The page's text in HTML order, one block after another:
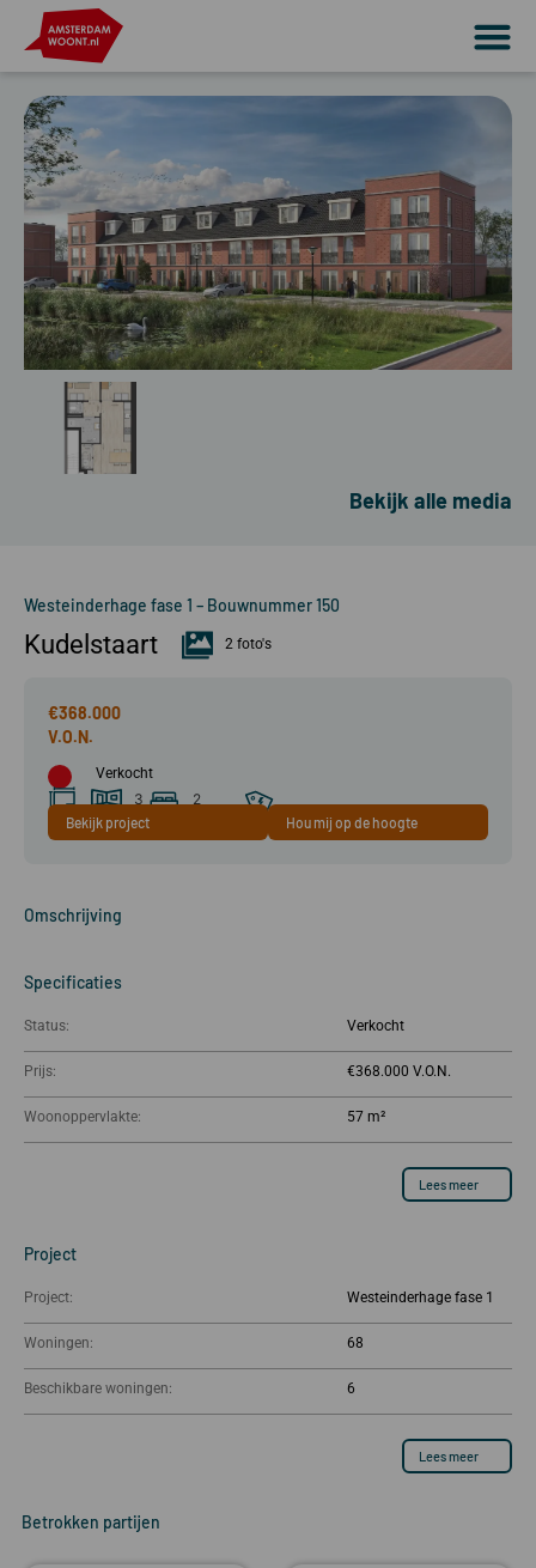
Bekijk alle media
Westeinderhage fase 1 – Bouwnummer 150
Kudelstaart 2 foto's
€368.000
Verkocht
57 m²
3
kamer(s)
2
Bekijk project Hou mij op de hoogte
Omschrijving
Specificaties
Status: Verkocht
Prijs: €368.000
Woonoppervlakte: 57 m²
Lees meer
Project
Project: Westeinderhage fase 1
Woningen: 68
Beschikbare woningen: 6
Lees meer
Betrokken partijen